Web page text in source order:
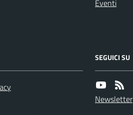
Eventi
SEGUICI SU
Newsletter